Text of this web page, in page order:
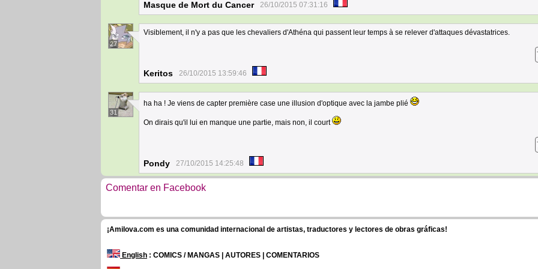
Masque de Mort du Cancer 26/10/2015 07:31:16
27
Visiblement, il n'y a pas que les chevaliers d'Athéna qui passent leur temps à se relever d'attaques dévastatrices.
Keritos 26/10/2015 13:59:46
31
ha ha ! Je viens de capter première case une illusion d'optique avec la jambe plié
On dirais qu'il lui en manque une partie, mais non, il court
Pondy 27/10/2015 14:25:48
Comentar en Facebook
¡Amilova.com es una comunidad internacional de artistas, traductores y lectores de obras gráficas!
English : COMICS / MANGAS | AUTORES | COMENTARIOS